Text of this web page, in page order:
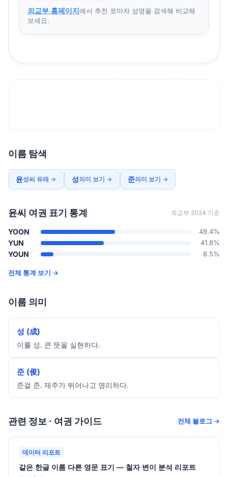
외교부 홈페이지에서 추천 로마자 성명을 검색해 비교해
보세요.
이름 탐색
윤성씨 유래 → 성의미 보기 → 준의미 보기 →
윤씨 여권 표기 통계 외교부 2024 기준
YOON 49.4%
YUN 41.8%
YOUN 8.5%
전체 통계 보기 →
이름 의미
성 (成)
이룰 성. 큰 뜻을 실현하다.
준 (俊)
준걸 준. 재주가 뛰어나고 영리하다.
관련 정보 · 여권 가이드 전체 블로그 →
데이터 리포트
같은 한글 이름 다른 영문 표기 — 철자 변이 분석 리포트